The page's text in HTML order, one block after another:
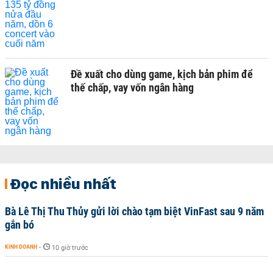
Đề xuất cho dùng game, kịch bản phim để
thế chấp, vay vốn ngân hàng
Đọc nhiều nhất
Bà Lê Thị Thu Thủy gửi lời chào tạm biệt VinFast sau 9 năm
gắn bó
KINH DOANH - 10 giờ trước